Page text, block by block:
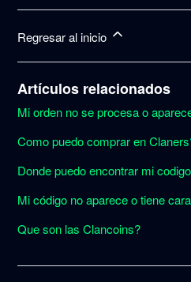
Regresar al inicio
Artículos relacionados
Mi orden no se procesa o
Como puedo comprar en
Donde puedo encontrar mi
Mi código no aparece o tiene
Que son las Clancoins?